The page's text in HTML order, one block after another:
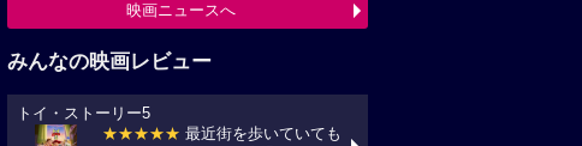
映画ニュースへ
みんなの映画レビュー
トイ・ストーリー5
★★★★★ 最近街を歩いていても